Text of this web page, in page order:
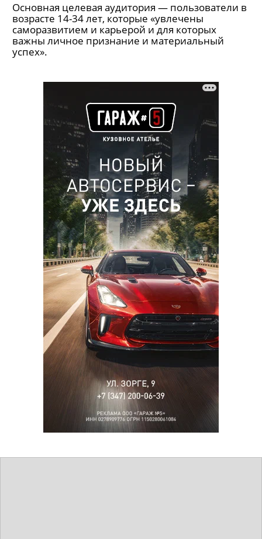
Основная целевая аудитория — пользователи в
возрасте 14-34 лет, которые «увлечены
саморазвитием и карьерой и для которых
важны личное признание и материальный
успех».